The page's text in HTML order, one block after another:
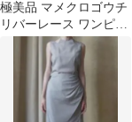
極美品 マメクロゴウチ
リバーレース ワンピー
ス ブラック